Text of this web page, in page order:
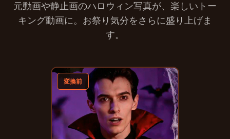
元動画や静止画のハロウィン写真が、楽しいトー
キング動画に。お祭り気分をさらに盛り上げま
す。
変換前